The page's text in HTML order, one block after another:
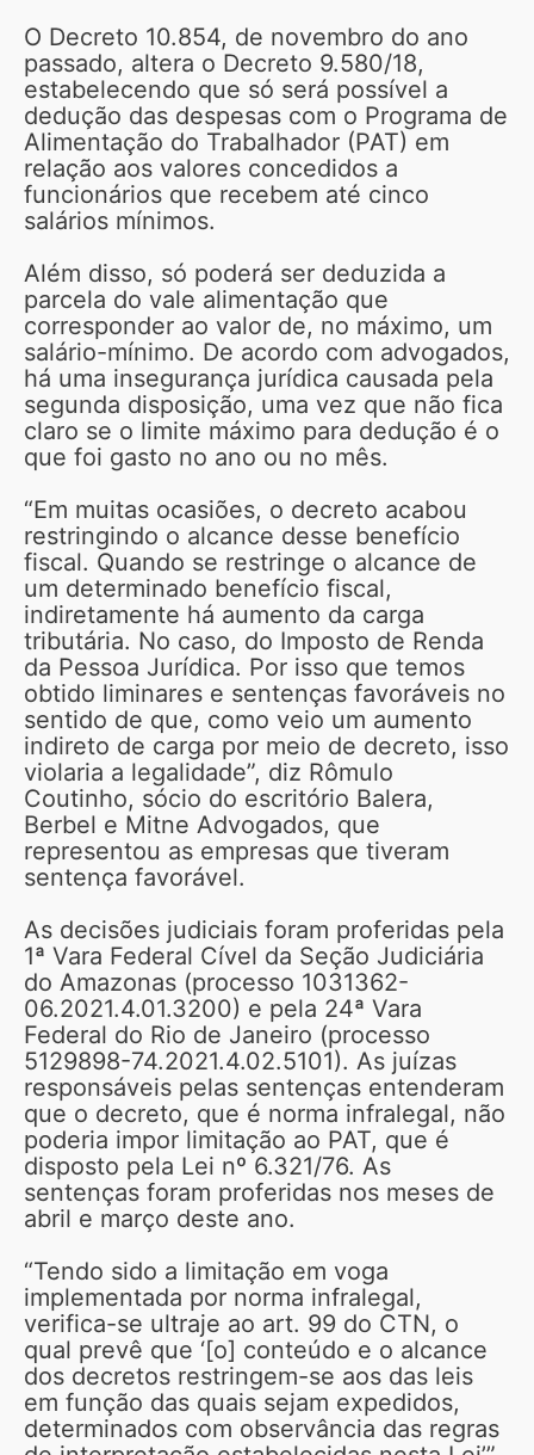
O Decreto 10.854, de novembro do ano
passado, altera o Decreto 9.580/18,
estabelecendo que só será possível a
dedução das despesas com o Programa de
Alimentação do Trabalhador (PAT) em
relação aos valores concedidos a
funcionários que recebem até cinco
salários mínimos.
Além disso, só poderá ser deduzida a
parcela do vale alimentação que
corresponder ao valor de, no máximo, um
salário-mínimo. De acordo com advogados,
há uma insegurança jurídica causada pela
segunda disposição, uma vez que não fica
claro se o limite máximo para dedução é o
que foi gasto no ano ou no mês.
“Em muitas ocasiões, o decreto acabou
restringindo o alcance desse benefício
fiscal. Quando se restringe o alcance de
um determinado benefício fiscal,
indiretamente há aumento da carga
tributária. No caso, do Imposto de Renda
da Pessoa Jurídica. Por isso que temos
obtido liminares e sentenças favoráveis no
sentido de que, como veio um aumento
indireto de carga por meio de decreto, isso
violaria a legalidade”, diz Rômulo
Coutinho, sócio do escritório Balera,
Berbel e Mitne Advogados, que
representou as empresas que tiveram
sentença favorável.
As decisões judiciais foram proferidas pela
1ª Vara Federal Cível da Seção Judiciária
do Amazonas (processo 1031362-
06.2021.4.01.3200) e pela 24ª Vara
Federal do Rio de Janeiro (processo
5129898-74.2021.4.02.5101). As juízas
responsáveis pelas sentenças entenderam
que o decreto, que é norma infralegal, não
poderia impor limitação ao PAT, que é
disposto pela Lei nº 6.321/76. As
sentenças foram proferidas nos meses de
abril e março deste ano.
“Tendo sido a limitação em voga
implementada por norma infralegal,
verifica-se ultraje ao art. 99 do CTN, o
qual prevê que ‘[o] conteúdo e o alcance
dos decretos restringem-se aos das leis
em função das quais sejam expedidos,
determinados com observância das regras